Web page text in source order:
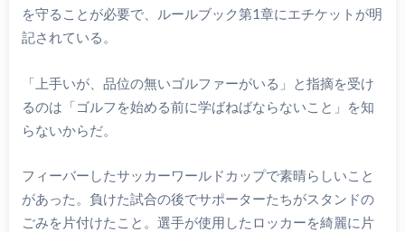
を守ることが必要で、ルールブック第1章にエチケットが明
記されている。
「上手いが、品位の無いゴルファーがいる」と指摘を受け
るのは「ゴルフを始める前に学ばねばならないこと」を知
らないからだ。
フィーバーしたサッカーワールドカップで素晴らしいこと
があった。負けた試合の後でサポーターたちがスタンドの
ごみを片付けたこと。選手が使用したロッカーを綺麗に片